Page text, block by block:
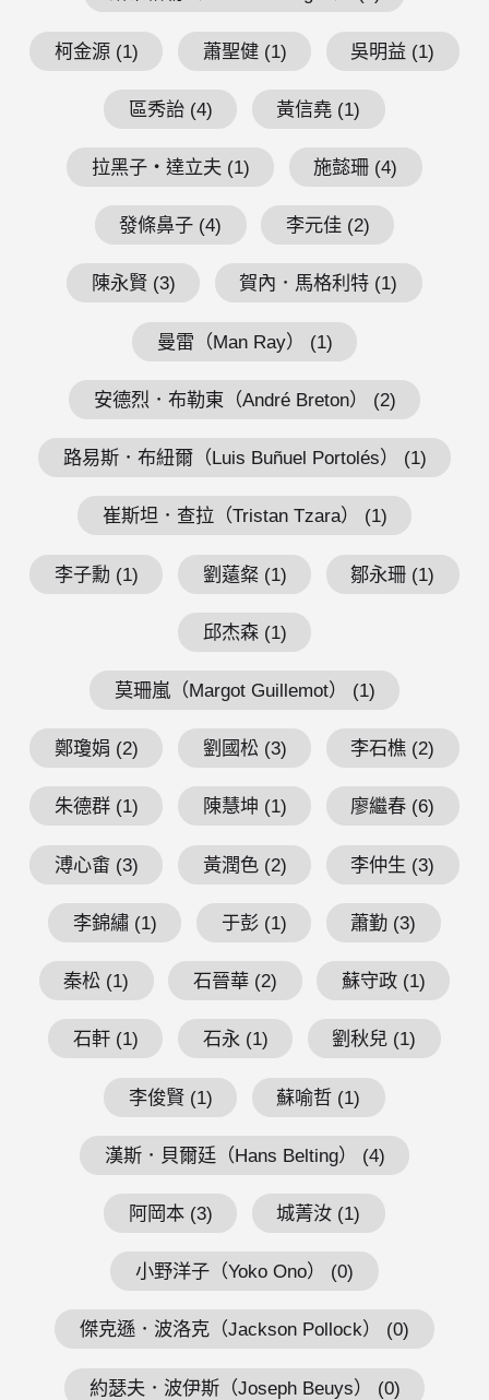
柯金源 (1) 蕭聖健 (1) 吳明益 (1)
區秀詒 (4) 黃信堯 (1)
拉黑子・達立夫 (1) 施懿珊 (4)
發條鼻子 (4) 李元佳 (2)
陳永賢 (3) 賀內．馬格利特 (1)
曼雷（Man Ray） (1)
安德烈．布勒東（André Breton） (2)
路易斯．布紐爾（Luis Buñuel Portolés） (1)
崔斯坦．查拉（Tristan Tzara） (1)
李子勳 (1) 劉薳粲 (1) 鄒永珊 (1)
邱杰森 (1)
莫珊嵐（Margot Guillemot） (1)
鄭瓊娟 (2) 劉國松 (3) 李石樵 (2)
朱德群 (1) 陳慧坤 (1) 廖繼春 (6)
溥心畬 (3) 黃潤色 (2) 李仲生 (3)
李錦繡 (1) 于彭 (1) 蕭勤 (3)
秦松 (1) 石晉華 (2) 蘇守政 (1)
石軒 (1) 石永 (1) 劉秋兒 (1)
李俊賢 (1) 蘇喻哲 (1)
漢斯．貝爾廷（Hans Belting） (4)
阿岡本 (3) 城菁汝 (1)
小野洋子（Yoko Ono） (0)
傑克遜．波洛克（Jackson Pollock） (0)
約瑟夫．波伊斯（Joseph Beuys） (0)